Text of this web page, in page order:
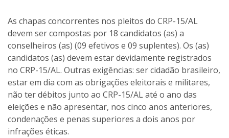
As chapas concorrentes nos pleitos do CRP-15/AL
devem ser compostas por 18 candidatos (as) a
conselheiros (as) (09 efetivos e 09 suplentes). Os (as)
candidatos (as) devem estar devidamente registrados
no CRP-15/AL. Outras exigências: ser cidadão brasileiro,
estar em dia com as obrigações eleitorais e militares,
não ter débitos junto ao CRP-15/AL até o ano das
eleições e não apresentar, nos cinco anos anteriores,
condenações e penas superiores a dois anos por
infrações éticas.